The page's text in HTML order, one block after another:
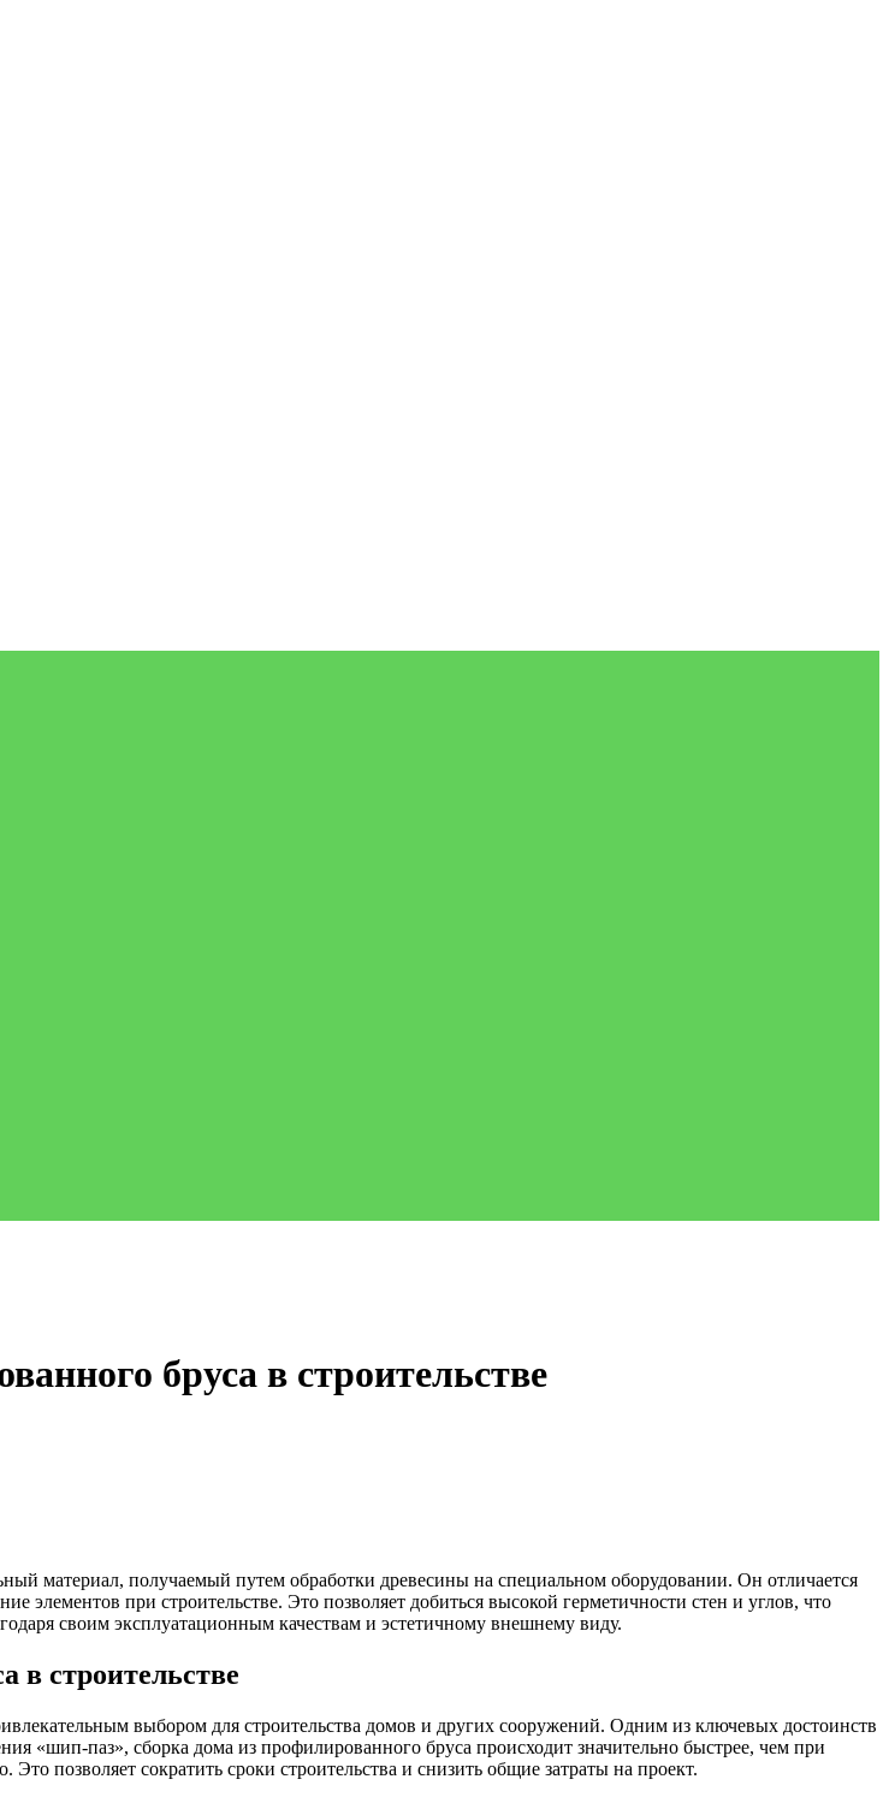
бруса в строительстве
материал, получаемый путем обработки древесины на специальном оборудовании. Он отличается
элементов при строительстве. Это позволяет добиться высокой герметичности стен и углов, что
своим эксплуатационным качествам и эстетичному внешнему виду.
в строительстве
выбором для строительства домов и других сооружений. Одним из ключевых достоинств
«шип-паз», сборка дома из профилированного бруса происходит значительно быстрее, чем при
позволяет сократить сроки строительства и снизить общие затраты на проект.